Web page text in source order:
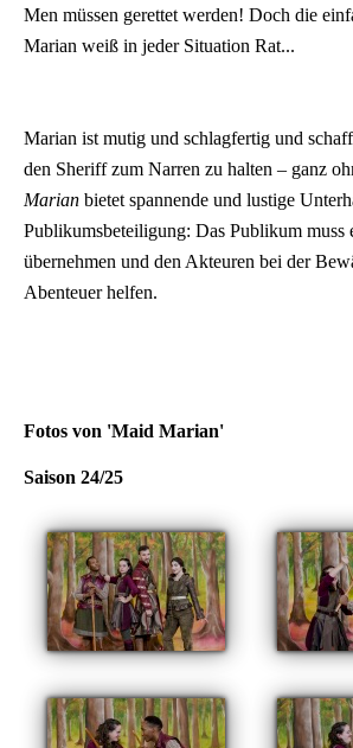
Men müssen gerettet werden! Doch die
Marian weiß in jeder Situation Rat...
Marian ist mutig und schlagfertig und
den Sheriff zum Narren zu halten – ganz
Marian bietet spannende und lustige
Publikumsbeteiligung: Das Publikum muss
übernehmen und den Akteuren bei der
Abenteuer helfen.
Fotos von 'Maid Marian'
Saison 24/25